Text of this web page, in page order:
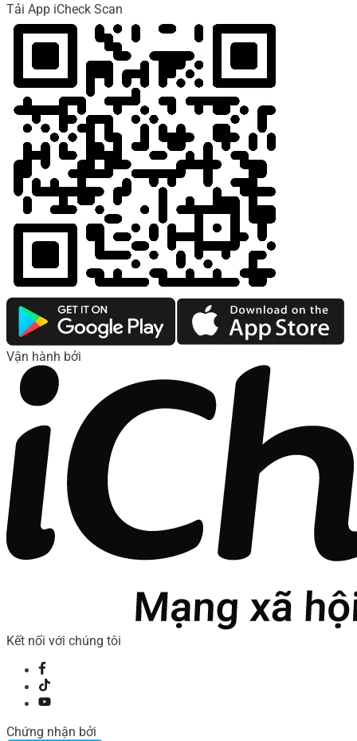
Tải App iCheck Scan
Vận hành bởi
Kết nối với chúng tôi
Chứng nhận bởi